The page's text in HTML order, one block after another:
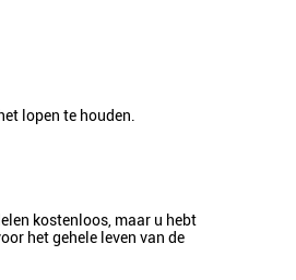
lopen te houden.
kostenloos, maar u hebt
het gehele leven van de